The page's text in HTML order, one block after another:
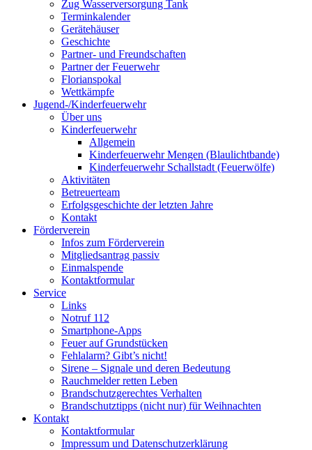
Zug Wasserversorgung Tank
Terminkalender
Gerätehäuser
Geschichte
Partner- und Freundschaften
Partner der Feuerwehr
Florianspokal
Wettkämpfe
Jugend-/Kinderfeuerwehr
Über uns
Kinderfeuerwehr
Allgemein
Kinderfeuerwehr Mengen (Blaulichtbande)
Kinderfeuerwehr Schallstadt (Feuerwölfe)
Aktivitäten
Betreuerteam
Erfolgsgeschichte der letzten Jahre
Kontakt
Förderverein
Infos zum Förderverein
Mitgliedsantrag passiv
Einmalspende
Kontaktformular
Service
Links
Notruf 112
Smartphone-Apps
Feuer auf Grundstücken
Fehlalarm? Gibt’s nicht!
Sirene – Signale und deren Bedeutung
Rauchmelder retten Leben
Brandschutzgerechtes Verhalten
Brandschutztipps (nicht nur) für Weihnachten
Kontakt
Kontaktformular
Impressum und Datenschutzerklärung